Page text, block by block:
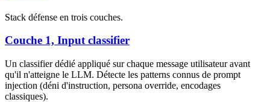
Stack défense en trois couches.
Couche 1, Input classifier
Un classifier dédié appliqué sur chaque message utilisateur avant
qu'il n'atteigne le LLM. Détecte les patterns connus de prompt
injection (déni d'instruction, persona override, encodages
classiques).